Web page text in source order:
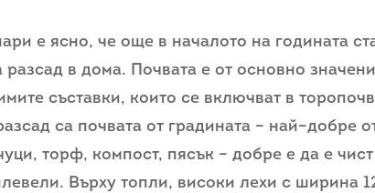
е ясно, че още в началото на годината
разсад в дома. Почвата е от основно
съставки, които се включват в
са почвата от градината – най–добре
торф, компост, пясък – добре е да е
Върху топли, високи лехи с ширина